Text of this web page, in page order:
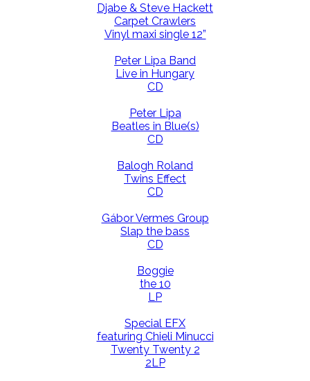
Djabe & Steve Hackett
Carpet Crawlers
Vinyl maxi single 12”
Peter Lipa Band
Live in Hungary
CD
Peter Lipa
Beatles in Blue(s)
CD
Balogh Roland
Twins Effect
CD
Gábor Vermes Group
Slap the bass
CD
Boggie
the 10
LP
Special EFX
featuring Chieli Minucci
Twenty Twenty 2
2LP